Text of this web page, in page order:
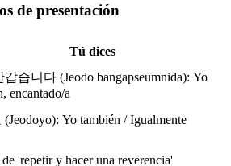
de presentación
Tú dices
습니다 (Jeodo bangapseumnida): Yo
encantado/a
Yo también / Igualmente
'repetir y hacer una reverencia'